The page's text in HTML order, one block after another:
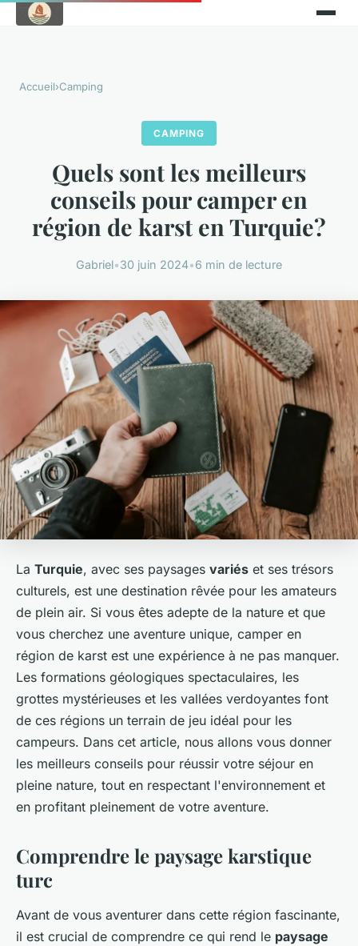
Accueil›Camping
CAMPING
Quels sont les meilleurs
conseils pour camper en
région de karst en Turquie?
Gabriel•30 juin 2024•6 min de lecture
La Turquie, avec ses paysages variés et ses trésors
culturels, est une destination rêvée pour les amateurs
de plein air. Si vous êtes adepte de la nature et que
vous cherchez une aventure unique, camper en
région de karst est une expérience à ne pas manquer.
Les formations géologiques spectaculaires, les
grottes mystérieuses et les vallées verdoyantes font
de ces régions un terrain de jeu idéal pour les
campeurs. Dans cet article, nous allons vous donner
les meilleurs conseils pour réussir votre séjour en
pleine nature, tout en respectant l'environnement et
en profitant pleinement de votre aventure.
Comprendre le paysage karstique
turc
Avant de vous aventurer dans cette région fascinante,
il est crucial de comprendre ce qui rend le paysage